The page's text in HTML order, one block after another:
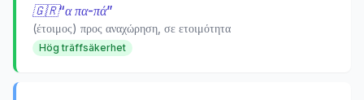
🇬🇷“α πα-πά”
(έτοιμος) προς αναχώρηση, σε ετοιμότητα
Hög träffsäkerhet